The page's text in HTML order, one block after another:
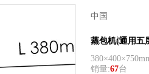
中国
酒总精选
蒸包机(通用五
销量:67台